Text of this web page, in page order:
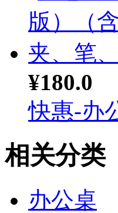
¥180.0
快惠-办
相关分类
办公桌